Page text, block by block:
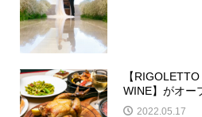
【
WINE】がオー
2022.05.17